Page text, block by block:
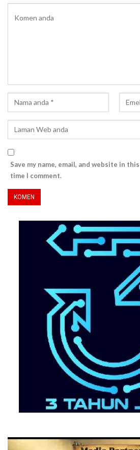
Save my name, email, and website in
time I comment.